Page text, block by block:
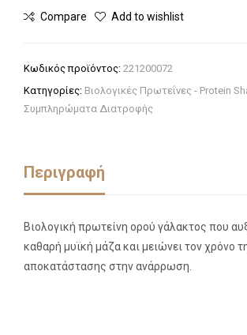
Compare Add to wishlist
Κωδικός προϊόντος: 221200072
Κατηγορίες: Βιολογικές Πρωτεΐνες - Protein
Συμπληρώματα Διατροφής
Περιγραφή
Βιολογική πρωτείνη ορού γάλακτος που
καθαρή μυϊκή μάζα και μειώνει τον χρόνο
αποκατάστασης στην ανάρρωση.